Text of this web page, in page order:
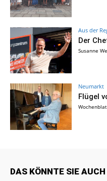
Aus der
Der
Susanne
Neumarkt
Flügel
DAS KÖNNTE SIE